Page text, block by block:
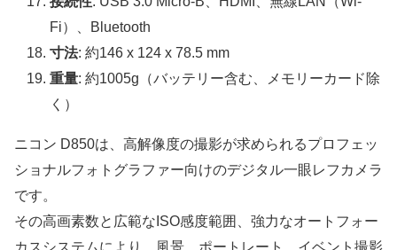
Fi）、Bluetooth
寸法: 約146 x 124 x 78.5 mm
重量: 約1005g（バッテリー含む、メモリーカード除
く）
ニコン D850は、高解像度の撮影が求められるプロフェッ
ショナルフォトグラファー向けのデジタル一眼レフカメラ
です。
その高画素数と広範なISO感度範囲、強力なオートフォー
カスシステムにより、風景、ポートレート、イベント撮影